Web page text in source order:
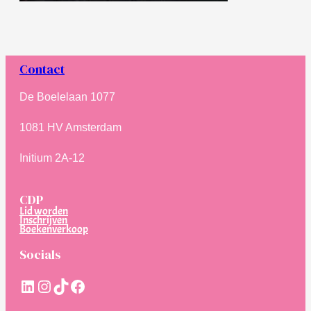
Contact
De Boelelaan 1077
1081 HV Amsterdam
Initium 2A-12
CDP
Lid worden
Inschrijven
Boekenverkoop
Socials
LinkedIn
Instagram
TikTokFacebook